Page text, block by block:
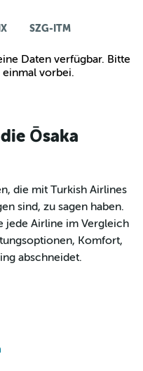
SZG-ITM
Daten verfügbar. Bitte
vorbei.
Ōsaka
die mit Turkish Airlines
sind, zu sagen haben.
jede Airline im Vergleich
Komfort,
abschneidet.